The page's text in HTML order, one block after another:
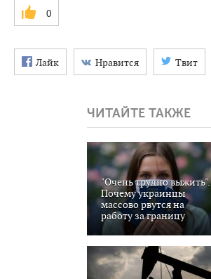
0
Лайк Нравится Твит
ЧИТАЙТЕ ТАКЖЕ
"Очень трудно выжить".
Почему украинцы
массово рвутся на
работу за границу